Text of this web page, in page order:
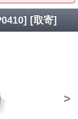
[取寄]
>